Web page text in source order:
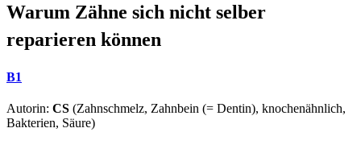
Warum Zähne sich nicht selber
reparieren können
B1
Autorin: CS (Zahnschmelz, Zahnbein (= Dentin), knochenähnlich,
Bakterien, Säure)